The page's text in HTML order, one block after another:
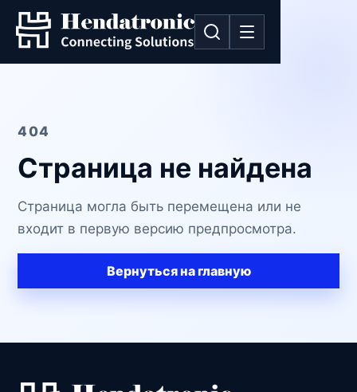
404
Страница не найдена
Страница могла быть перемещена или не
входит в первую версию предпросмотра.
Вернуться на главную